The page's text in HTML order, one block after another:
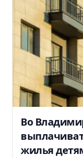
Во
жилья